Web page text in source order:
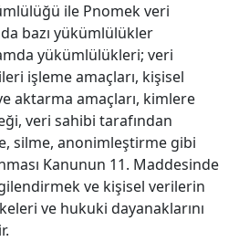
ile Pnomek veri
bazı yükümlülükler
yükümlülükleri; veri
işleme amaçları, kişisel
aktarma amaçları, kimlere
veri sahibi tarafından
silme, anonimleştirme gibi
Kanunun 11. Maddesinde
ve kişisel verilerin
ve hukuki dayanaklarını